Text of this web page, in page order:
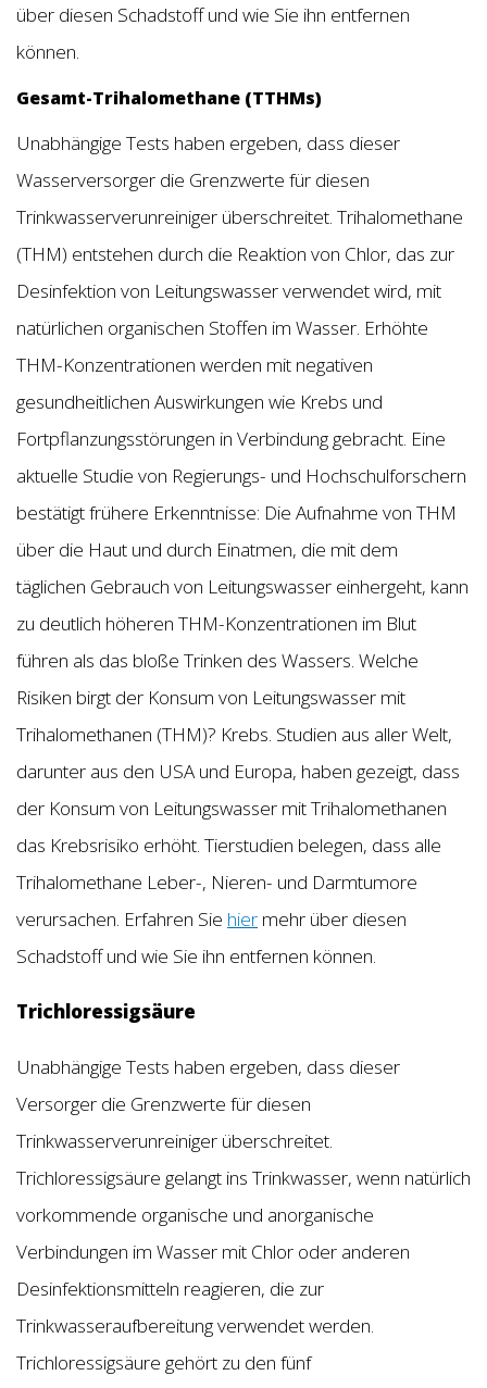
über diesen Schadstoff und wie Sie ihn entfernen
können.
Gesamt-Trihalomethane (TTHMs)
Unabhängige Tests haben ergeben, dass dieser
Wasserversorger die Grenzwerte für diesen
Trinkwasserverunreiniger überschreitet. Trihalomethane
(THM) entstehen durch die Reaktion von Chlor, das zur
Desinfektion von Leitungswasser verwendet wird, mit
natürlichen organischen Stoffen im Wasser. Erhöhte
THM-Konzentrationen werden mit negativen
gesundheitlichen Auswirkungen wie Krebs und
Fortpflanzungsstörungen in Verbindung gebracht. Eine
aktuelle Studie von Regierungs- und Hochschulforschern
bestätigt frühere Erkenntnisse: Die Aufnahme von THM
über die Haut und durch Einatmen, die mit dem
täglichen Gebrauch von Leitungswasser einhergeht, kann
zu deutlich höheren THM-Konzentrationen im Blut
führen als das bloße Trinken des Wassers. Welche
Risiken birgt der Konsum von Leitungswasser mit
Trihalomethanen (THM)? Krebs. Studien aus aller Welt,
darunter aus den USA und Europa, haben gezeigt, dass
der Konsum von Leitungswasser mit Trihalomethanen
das Krebsrisiko erhöht. Tierstudien belegen, dass alle
Trihalomethane Leber-, Nieren- und Darmtumore
verursachen. Erfahren Sie hier mehr über diesen
Schadstoff und wie Sie ihn entfernen können.
Trichloressigsäure
Unabhängige Tests haben ergeben, dass dieser
Versorger die Grenzwerte für diesen
Trinkwasserverunreiniger überschreitet.
Trichloressigsäure gelangt ins Trinkwasser, wenn natürlich
vorkommende organische und anorganische
Verbindungen im Wasser mit Chlor oder anderen
Desinfektionsmitteln reagieren, die zur
Trinkwasseraufbereitung verwendet werden.
Trichloressigsäure gehört zu den fünf